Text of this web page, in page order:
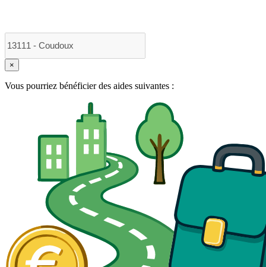
×
Vous pourriez bénéficier des aides suivantes :